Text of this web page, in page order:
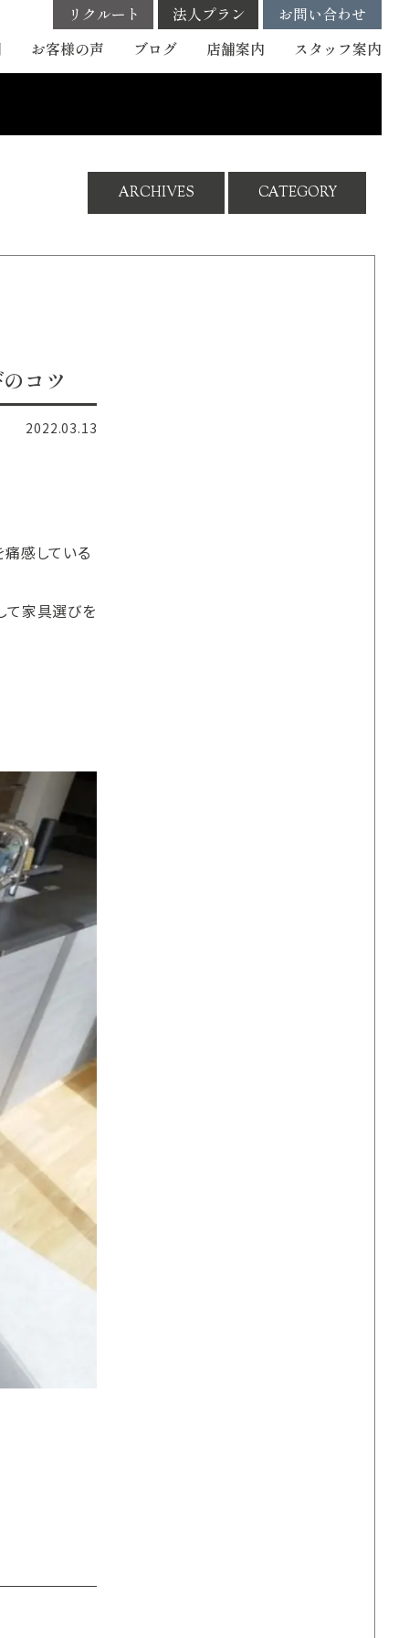
お客様の声 ブログ 店舗案内 スタッフ案内
リクルート 法人プラン お問い合わせ
ARCHIVES CATEGORY
コツ
2022.03.13
感している
て家具選びを